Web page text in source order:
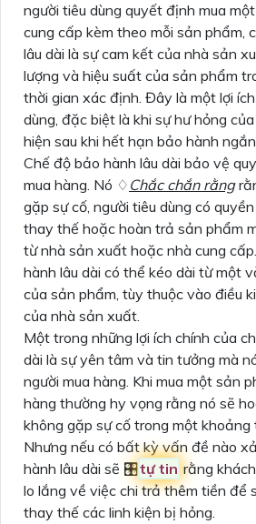
người tiêu dùng quyết định mua
cung cấp kèm theo mỗi sản phẩm,
lâu dài là sự cam kết của nhà sản
lượng và hiệu suất của sản phẩm
thời gian xác định. Đây là một lợi
dùng, đặc biệt là khi sự hư hỏng
hiện sau khi hết hạn bảo hành
Chế độ bảo hành lâu dài bảo vệ
mua hàng. Nó ♢ Chắc chắn rằng
gặp sự cố, người tiêu dùng có
thay thế hoặc hoàn trả sản phẩm
từ nhà sản xuất hoặc nhà cung
hành lâu dài có thể kéo dài từ một
của sản phẩm, tùy thuộc vào điều
của nhà sản xuất.
Một trong những lợi ích chính của
dài là sự yên tâm và tin tưởng mà
người mua hàng. Khi mua một sản
hàng thường hy vọng rằng nó sẽ
không gặp sự cố trong một khoảng
Nhưng nếu có bất kỳ vấn đề nào
hành lâu dài sẽ 🎛tự tin rằng
lo lắng về việc chi trả thêm tiền để
thay thế các linh kiện bị hỏng.